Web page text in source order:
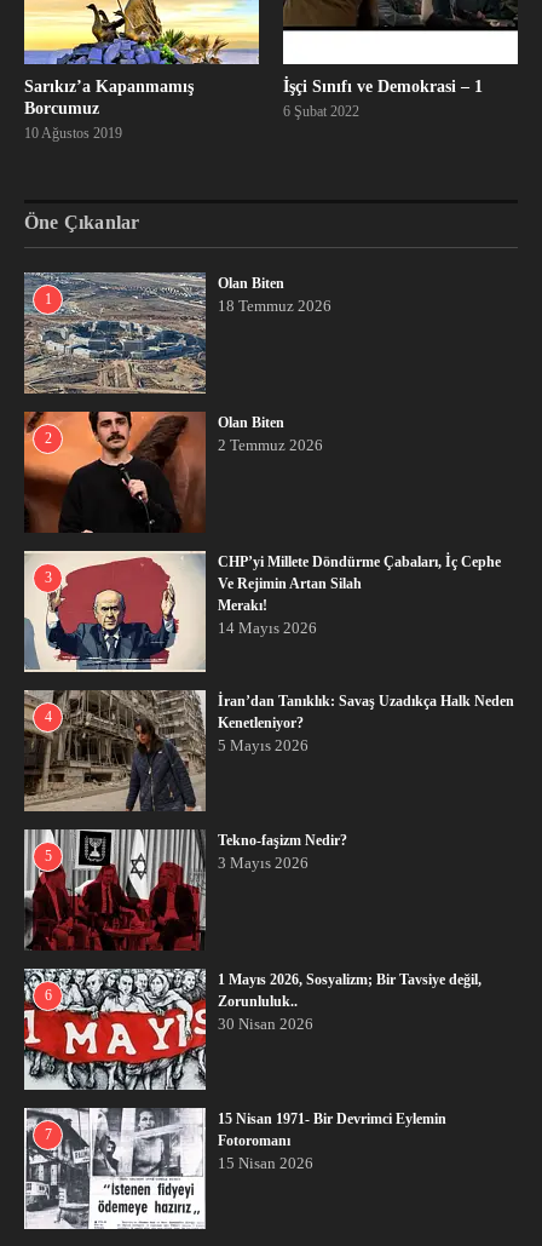
Sarıkız’a Kapanmamış
Borcumuz
10 Ağustos 2019
İşçi Sınıfı ve Demokrasi – 1
6 Şubat 2022
Öne Çıkanlar
1
Olan Biten
18 Temmuz 2026
2
Olan Biten
2 Temmuz 2026
3
CHP’yi Millete Döndürme Çabaları, İç Cephe
Ve Rejimin Artan Silah
Merakı!
14 Mayıs 2026
4
İran’dan Tanıklık: Savaş Uzadıkça Halk Neden
Kenetleniyor?
5 Mayıs 2026
5
Tekno-faşizm Nedir?
3 Mayıs 2026
6
1 Mayıs 2026, Sosyalizm; Bir Tavsiye değil,
Zorunluluk..
30 Nisan 2026
7
15 Nisan 1971- Bir Devrimci Eylemin
Fotoromanı
15 Nisan 2026